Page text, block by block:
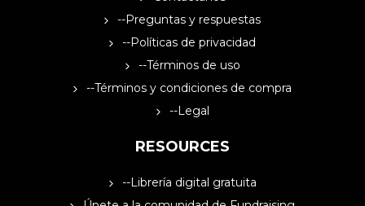
--Preguntas y respuestas
--Políticas de privacidad
--Términos de uso
--Términos y condiciones de compra
--Legal
RESOURCES
--Librería digital gratuita